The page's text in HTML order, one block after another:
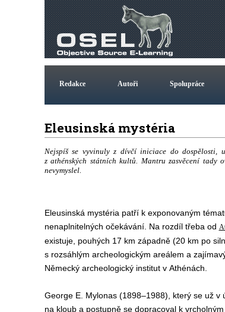
Redakce Autoři Spolupráce
Eleusinská mystéria
Nejspíš se vyvinuly z dívčí iniciace do dospělosti,
z athénských státních kultů. Mantru zasvěcení tady
nevymyslel.
Eleusinská mystéria patří k exponovaným
nenaplnitelných očekávání. Na rozdíl třeba od
existuje, pouhých 17 km západně (20 km po
s rozsáhlým archeologickým areálem a
Německý archeologický institut v Athénách.
George E. Mylonas (1898–1988), který se už
na kloub a postupně se dopracoval k